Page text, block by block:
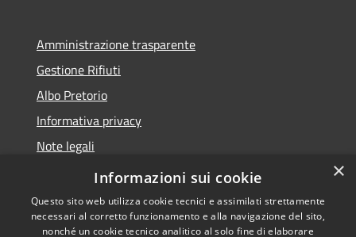
Amministrazione trasparente
Gestione Rifiuti
Albo Pretorio
Informativa privacy
Note legali
Dichiarazione di accessibilità
×
Informazioni sui cookie
Questo sito web utilizza cookie tecnici e assimilati strettamente
necessari al corretto funzionamento e alla navigazione del sito,
nonché un cookie tecnico analitico al solo fine di elaborare